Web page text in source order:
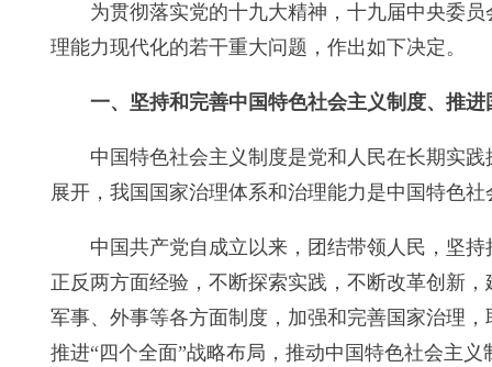
为贯彻落实党的十九大精神，十九届中央委
理能力现代化的若干重大问题，作出如下决定。
一、坚持和完善中国特色社会主义制度、推
中国特色社会主义制度是党和人民在长期实
展开，我国国家治理体系和治理能力是中国特色
中国共产党自成立以来，团结带领人民，坚
正反两方面经验，不断探索实践，不断改革创新
军事、外事等各方面制度，加强和完善国家治理
推进“四个全面”战略布局，推动中国特色社会主